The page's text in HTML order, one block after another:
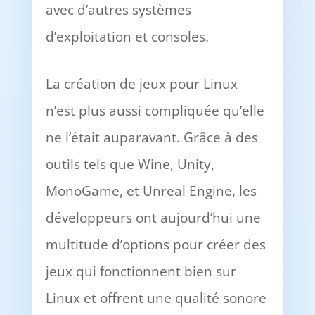
avec d’autres systèmes
d’exploitation et consoles.
La création de jeux pour Linux
n’est plus aussi compliquée qu’elle
ne l’était auparavant. Grâce à des
outils tels que Wine, Unity,
MonoGame, et Unreal Engine, les
développeurs ont aujourd’hui une
multitude d’options pour créer des
jeux qui fonctionnent bien sur
Linux et offrent une qualité sonore